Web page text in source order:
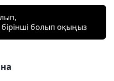
болып оқыңыз